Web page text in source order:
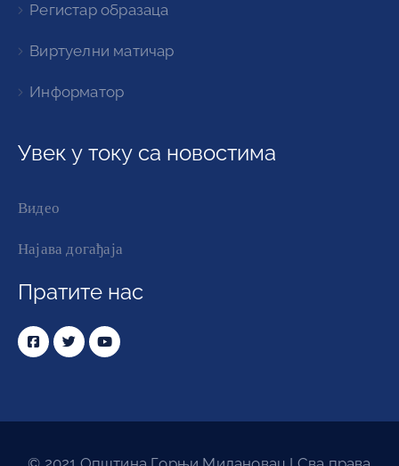
Регистар образаца
Виртуелни матичар
Информатор
Увек у току са новостима
Видео
Најава догађаја
Пратите нас